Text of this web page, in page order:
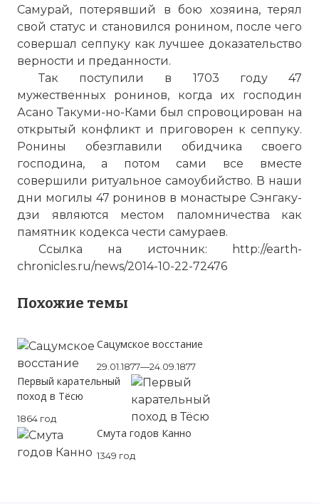
Самурай, потерявший в бою хозяина, терял
свой статус и становился ронином, после чего
совершал сеппуку как лучшее доказательство
верности и преданности.
Так поступили в 1703 году 47
мужественных ронинов, когда их господин
Асано Такуми-но-Ками был спровоцирован на
открытый конфликт и приговорен к сеппуку.
Ронины обезглавили обидчика своего
господина, а потом сами все вместе
совершили ритуальное самоубийство. В наши
дни могилы 47 ронинов в монастыре Сэнгаку-
дзи являются местом паломничества как
памятник кодекса чести самураев.
Ссылка на источник: http://earth-
chronicles.ru/news/2014-10-22-72476
Похожие темы
Сацумское восстание
29.01.1877—24.09.1877
Первый карательный
поход в Тёсю
1864 год
Смута годов Канно
1349 год